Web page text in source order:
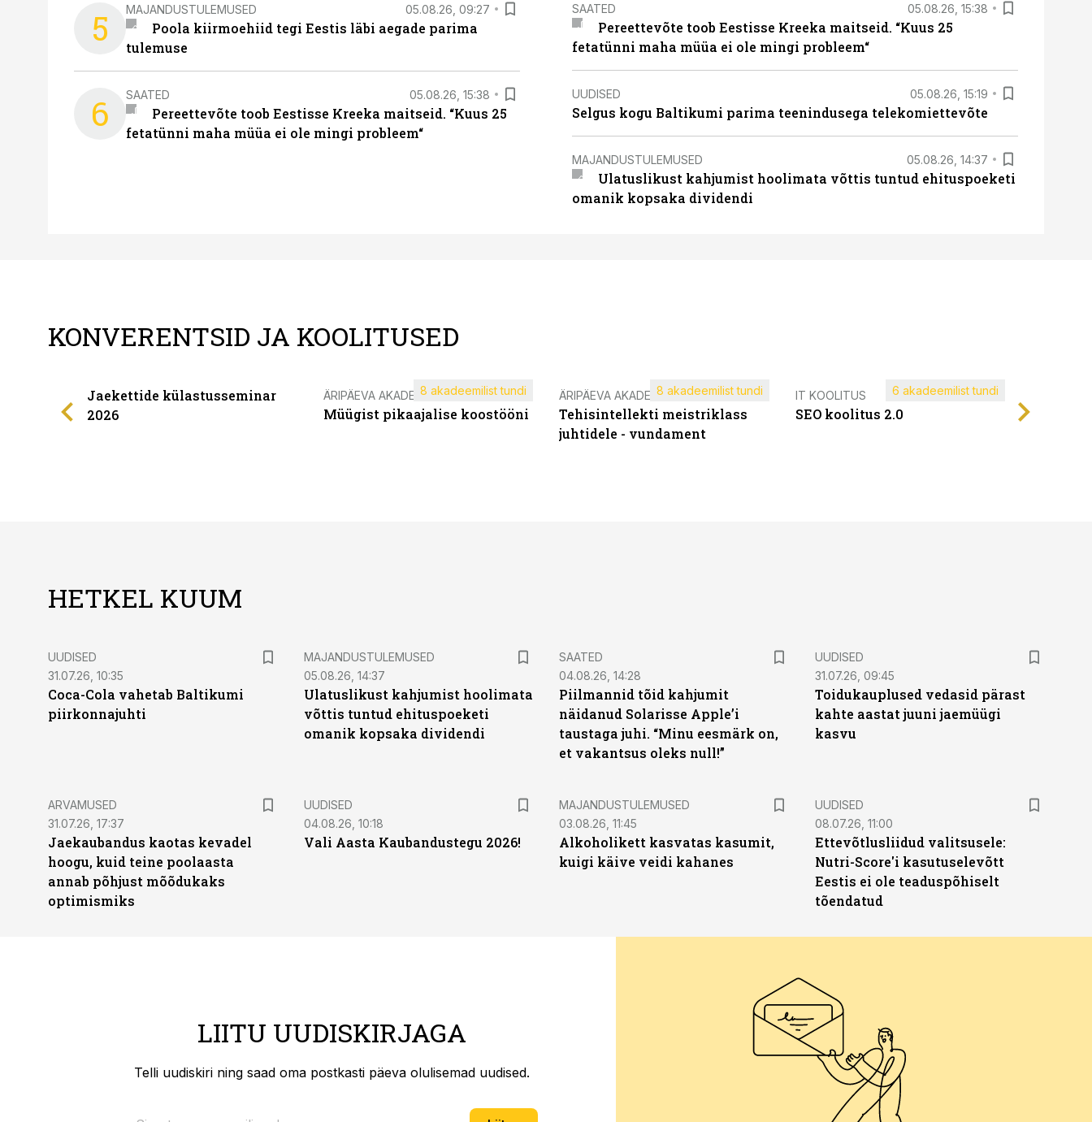
5 MAJANDUSTULEMUSED 05.08.26, 09:27
Poola kiirmoehiid tegi Eestis läbi aegade parima
tulemuse
6 SAATED 05.08.26, 15:38
Pereettevõte toob Eestisse Kreeka maitseid. “Kuus 25
fetatünni maha müüa ei ole mingi probleem“
SAATED 05.08.26, 15:38
Pereettevõte toob Eestisse Kreeka maitseid. “Kuus 25
fetatünni maha müüa ei ole mingi probleem“
UUDISED 05.08.26, 15:19
Selgus kogu Baltikumi parima teenindusega telekomiettevõte
MAJANDUSTULEMUSED 05.08.26, 14:37
Ulatuslikust kahjumist hoolimata võttis tuntud ehituspoeketi
omanik kopsaka dividendi
KONVERENTSID JA KOOLITUSED
Jaekettide külastusseminar
2026
ÄRIPÄEVA AKADEEMIA
Müügist pikaajalise koostööni
8 akadeemilist tundi ÄRIPÄEVA AKADEEMIA
Tehisintellekti meistriklass
juhtidele - vundament
8 akadeemilist tundi IT KOOLITUS
SEO koolitus 2.0
6 akadeemilist tundi
HETKEL KUUM
UUDISED
31.07.26, 10:35
Coca-Cola vahetab Baltikumi
piirkonnajuhti
MAJANDUSTULEMUSED
05.08.26, 14:37
Ulatuslikust kahjumist hoolimata
võttis tuntud ehituspoeketi
omanik kopsaka dividendi
SAATED
04.08.26, 14:28
Piilmannid tõid kahjumit
näidanud Solarisse Apple’i
taustaga juhi. “Minu eesmärk on,
et vakantsus oleks null!”
UUDISED
31.07.26, 09:45
Toidukauplused vedasid pärast
kahte aastat juuni jaemüügi
kasvu
ARVAMUSED
31.07.26, 17:37
Jaekaubandus kaotas kevadel
hoogu, kuid teine poolaasta
annab põhjust mõõdukaks
optimismiks
UUDISED
04.08.26, 10:18
Vali Aasta Kaubandustegu 2026!
MAJANDUSTULEMUSED
03.08.26, 11:45
Alkoholikett kasvatas kasumit,
kuigi käive veidi kahanes
UUDISED
08.07.26, 11:00
Ettevõtlusliidud valitsusele:
Nutri-Score'i kasutuselevõtt
Eestis ei ole teaduspõhiselt
tõendatud
LIITU UUDISKIRJAGA
Telli uudiskiri ning saad oma postkasti päeva olulisemad uudised.